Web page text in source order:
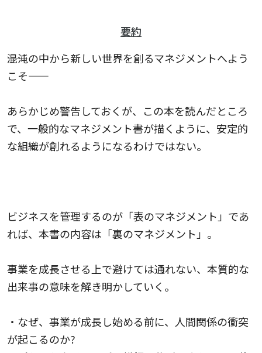
要約
――混沌の中から新しい世界を創るマネジメントへよう
こそ――
あらかじめ警告しておくが、この本を読んだところ
で、一般的なマネジメント書が描くように、安定的
な組織が創れるようになるわけではない。
ビジネスを管理するのが「表のマネジメント」であ
れば、本書の内容は「裏のマネジメント」。
事業を成長させる上で避けては通れない、本質的な
出来事の意味を解き明かしていく。
・なぜ、事業が成長し始める前に、人間関係の衝突
が起こるのか?